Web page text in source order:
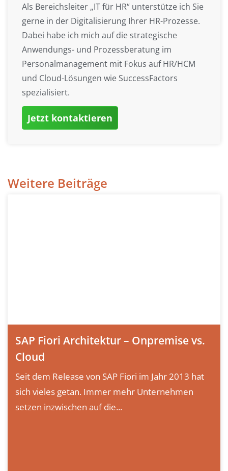
Als Bereichsleiter „IT für HR“ unterstütze ich Sie
gerne in der Digitalisierung Ihrer HR-Prozesse.
Dabei habe ich mich auf die strategische
Anwendungs- und Prozessberatung im
Personalmanagement mit Fokus auf HR/HCM
und Cloud-Lösungen wie SuccessFactors
spezialisiert.
Jetzt kontaktieren
Weitere Beiträge
SAP Fiori Architektur – Onpremise vs.
Cloud
Seit dem Release von SAP Fiori im Jahr 2013 hat
sich vieles getan. Immer mehr Unternehmen
setzen inzwischen auf die...